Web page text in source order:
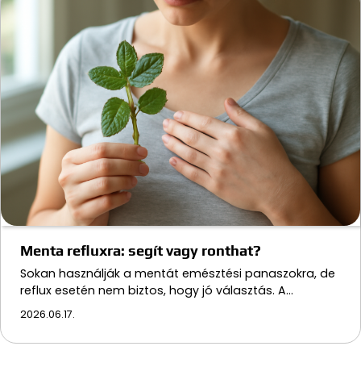
Menta refluxra: segít vagy ronthat?
Sokan használják a mentát emésztési panaszokra, de
reflux esetén nem biztos, hogy jó választás. A…
2026.06.17.